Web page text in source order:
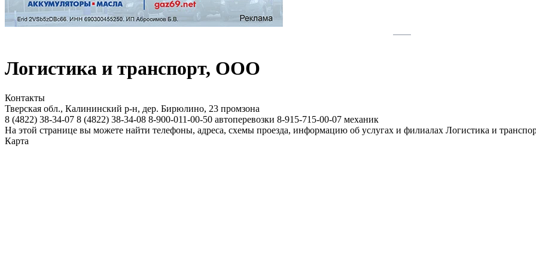
Логистика и транспорт, ООО
Контакты
Тверская обл., Калининский р-н, дер. Бирюлино, 23 промзона
8 (4822) 38-34-07 8 (4822) 38-34-08 8-900-011-00-50 автоперевозки 8-915-715-00-07 механик
На этой странице вы можете найти телефоны, адреса, схемы проезда, информацию об услугах и филиалах Логистика и
Карта